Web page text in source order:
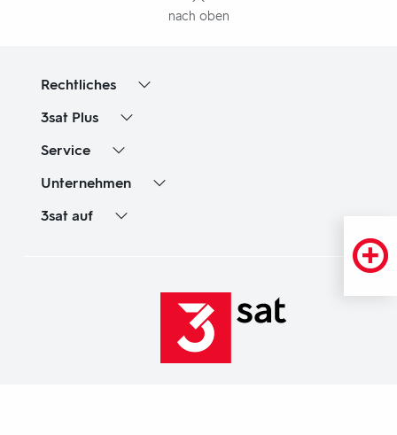
nach oben
Rechtliches
3sat Plus
Service
Unternehmen
3sat auf